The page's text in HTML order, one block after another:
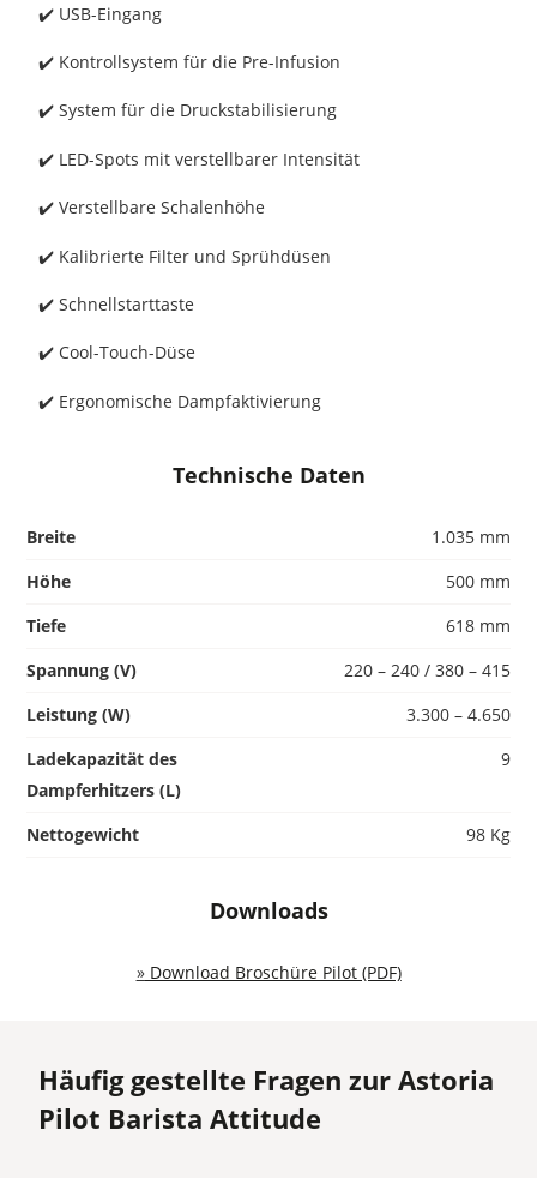
✔️ USB-Eingang
✔️ Kontrollsystem für die Pre-Infusion
✔️System für die Druckstabilisierung
✔️ LED-Spots mit verstellbarer Intensität
✔️Verstellbare Schalenhöhe
✔️ Kalibrierte Filter und Sprühdüsen
✔️Schnellstarttaste
✔️ Cool-Touch-Düse
✔️ Ergonomische Dampfaktivierung
Technische Daten
Breite
1.035 mm
Höhe
500 mm
Tiefe
618 mm
Spannung (V)
220 – 240 / 380 – 415
Leistung (W)
3.300 – 4.650
Ladekapazität des
Dampferhitzers (L)
9
Nettogewicht 98 Kg
Downloads
»Download Broschüre Pilot (PDF)
Häufig gestellte Fragen zur Astoria
Pilot Barista Attitude